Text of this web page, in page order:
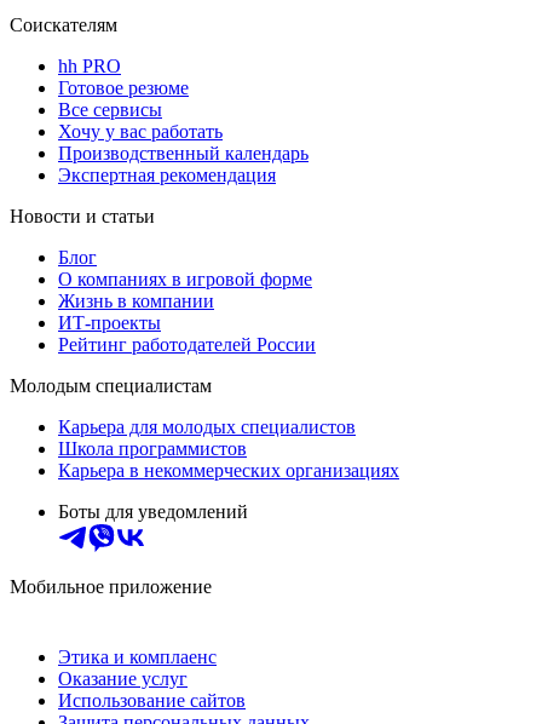
Соискателям
hh PRO
Готовое резюме
Все сервисы
Хочу у вас работать
Производственный календарь
Экспертная рекомендация
Новости и статьи
Блог
О компаниях в игровой форме
Жизнь в компании
ИТ-проекты
Рейтинг работодателей России
Молодым специалистам
Карьера для молодых специалистов
Школа программистов
Карьера в некоммерческих организациях
Боты для уведомлений
Мобильное приложение
Этика и комплаенс
Оказание услуг
Использование сайтов